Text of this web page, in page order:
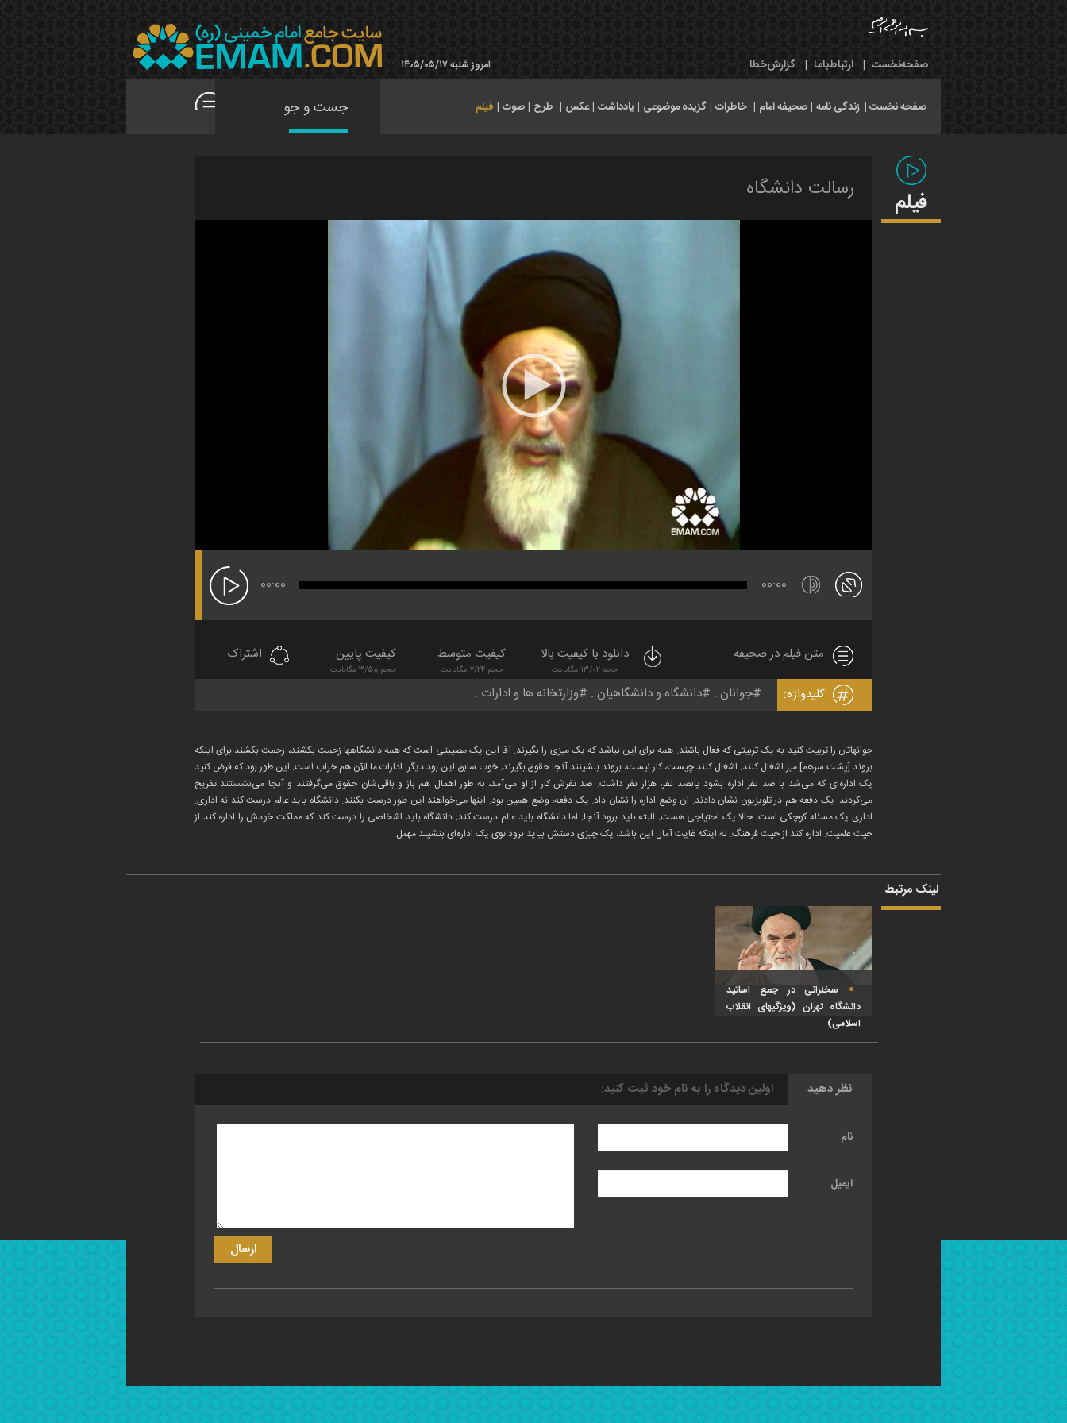
صفحه‌نخست | ارتباط‌با‌ما | گزارش‌خطا امروز شنبه ۱۴۰۵/۰۵/۱۷
صفحه نخست | زندگی نامه |صحیفه امام | خاطرات |گزیده موضوعی | یادداشت |عکس | طرح |صوت | فیلم
فیلم رسالت دانشگاه‌
00:00 00:00
متن فیلم در صحیفه دانلود با کیفیت بالا
حجم 13/02 مگابایت
کیفیت متوسط
حجم 7/24 مگابایت
کیفیت پایین
حجم 3/58 مگابایت
اشتراک
کلیدواژه: جوانان دانشگاه و دانشگاهیان وزارتخانه ها و ادارات
جوانهاتان را تربیت کنید به یک تربیتی که فعال باشند. همه برای این نباشد که یک میزی را بگیرند. آقا این یک مصیبتی است که همه دانشگاهها زحمت بکشند، زحمت بکشند برای اینکه
بروند [پشت سرهم‌] میز اشغال کنند. اشغال کنند چیست، کار نیست، بروند بنشینند آنجا حقوق بگیرند. خوب سابق این بود دیگر. ادارات ما الآن هم خراب است. این طور بود که فرض کنید
یک اداره‌ای که می‌شد با صد نفر اداره بشود پانصد نفر، هزار نفر داشت. صد نفرش کار از او می‌آمد، به طور اهمال هم باز و باقی‌شان حقوق می‌گرفتند و آنجا می‌نشستند تفریح
می‌کردند. یک دفعه هم در تلویزیون نشان دادند. آن وضع اداره را نشان داد. یک دفعه، وضع همین بود. اینها می‌خواهند این طور درست بکنند. دانشگاه باید عالِم درست کند نه اداری.
اداری یک مسئله کوچکی است. حالا یک احتیاجی هست. البته باید برود آنجا. اما دانشگاه باید عالم درست کند. دانشگاه باید اشخاصی را درست کند که مملکت خودش را اداره کند از
حیث علمیت. اداره کند از حیث فرهنگ. نه اینکه غایت آمال این باشد، یک چیزی دستش بیاید برود توی یک اداره‌ای بنشیند مهمل.
لینک مرتبط
سخنرانی در جمع اساتید
دانشگاه تهران (ویژگیهای انقلاب
اسلامی)
نظر دهید اولین دیدگاه را به نام خود ثبت کنید:
نام
ایمیل